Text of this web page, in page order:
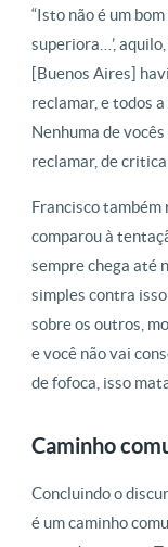
“Isto não é um
superiora…’,
[Buenos Aires]
reclamar, e todos a
Nenhuma de vocês
reclamar, de
Francisco também
comparou à
sempre chega até
simples contra
sobre os outros,
e você não vai
de fofoca, isso
Caminho
Concluindo o
é um caminho